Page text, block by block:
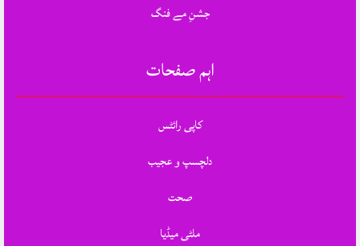
جشنِ مے فنگ
اہم صفحات
کاپی رائٹس
دلچسپ و عجیب
صحت
ملٹی میڈیا